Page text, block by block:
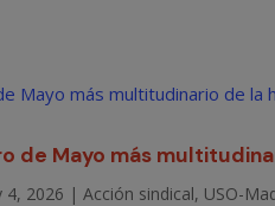
de Mayo más
4, 2026 |Acción sindical, USO-